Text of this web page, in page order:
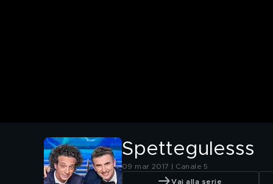
Spettegulesss
09 mar 2017 | Canale 5
Vai alla serie